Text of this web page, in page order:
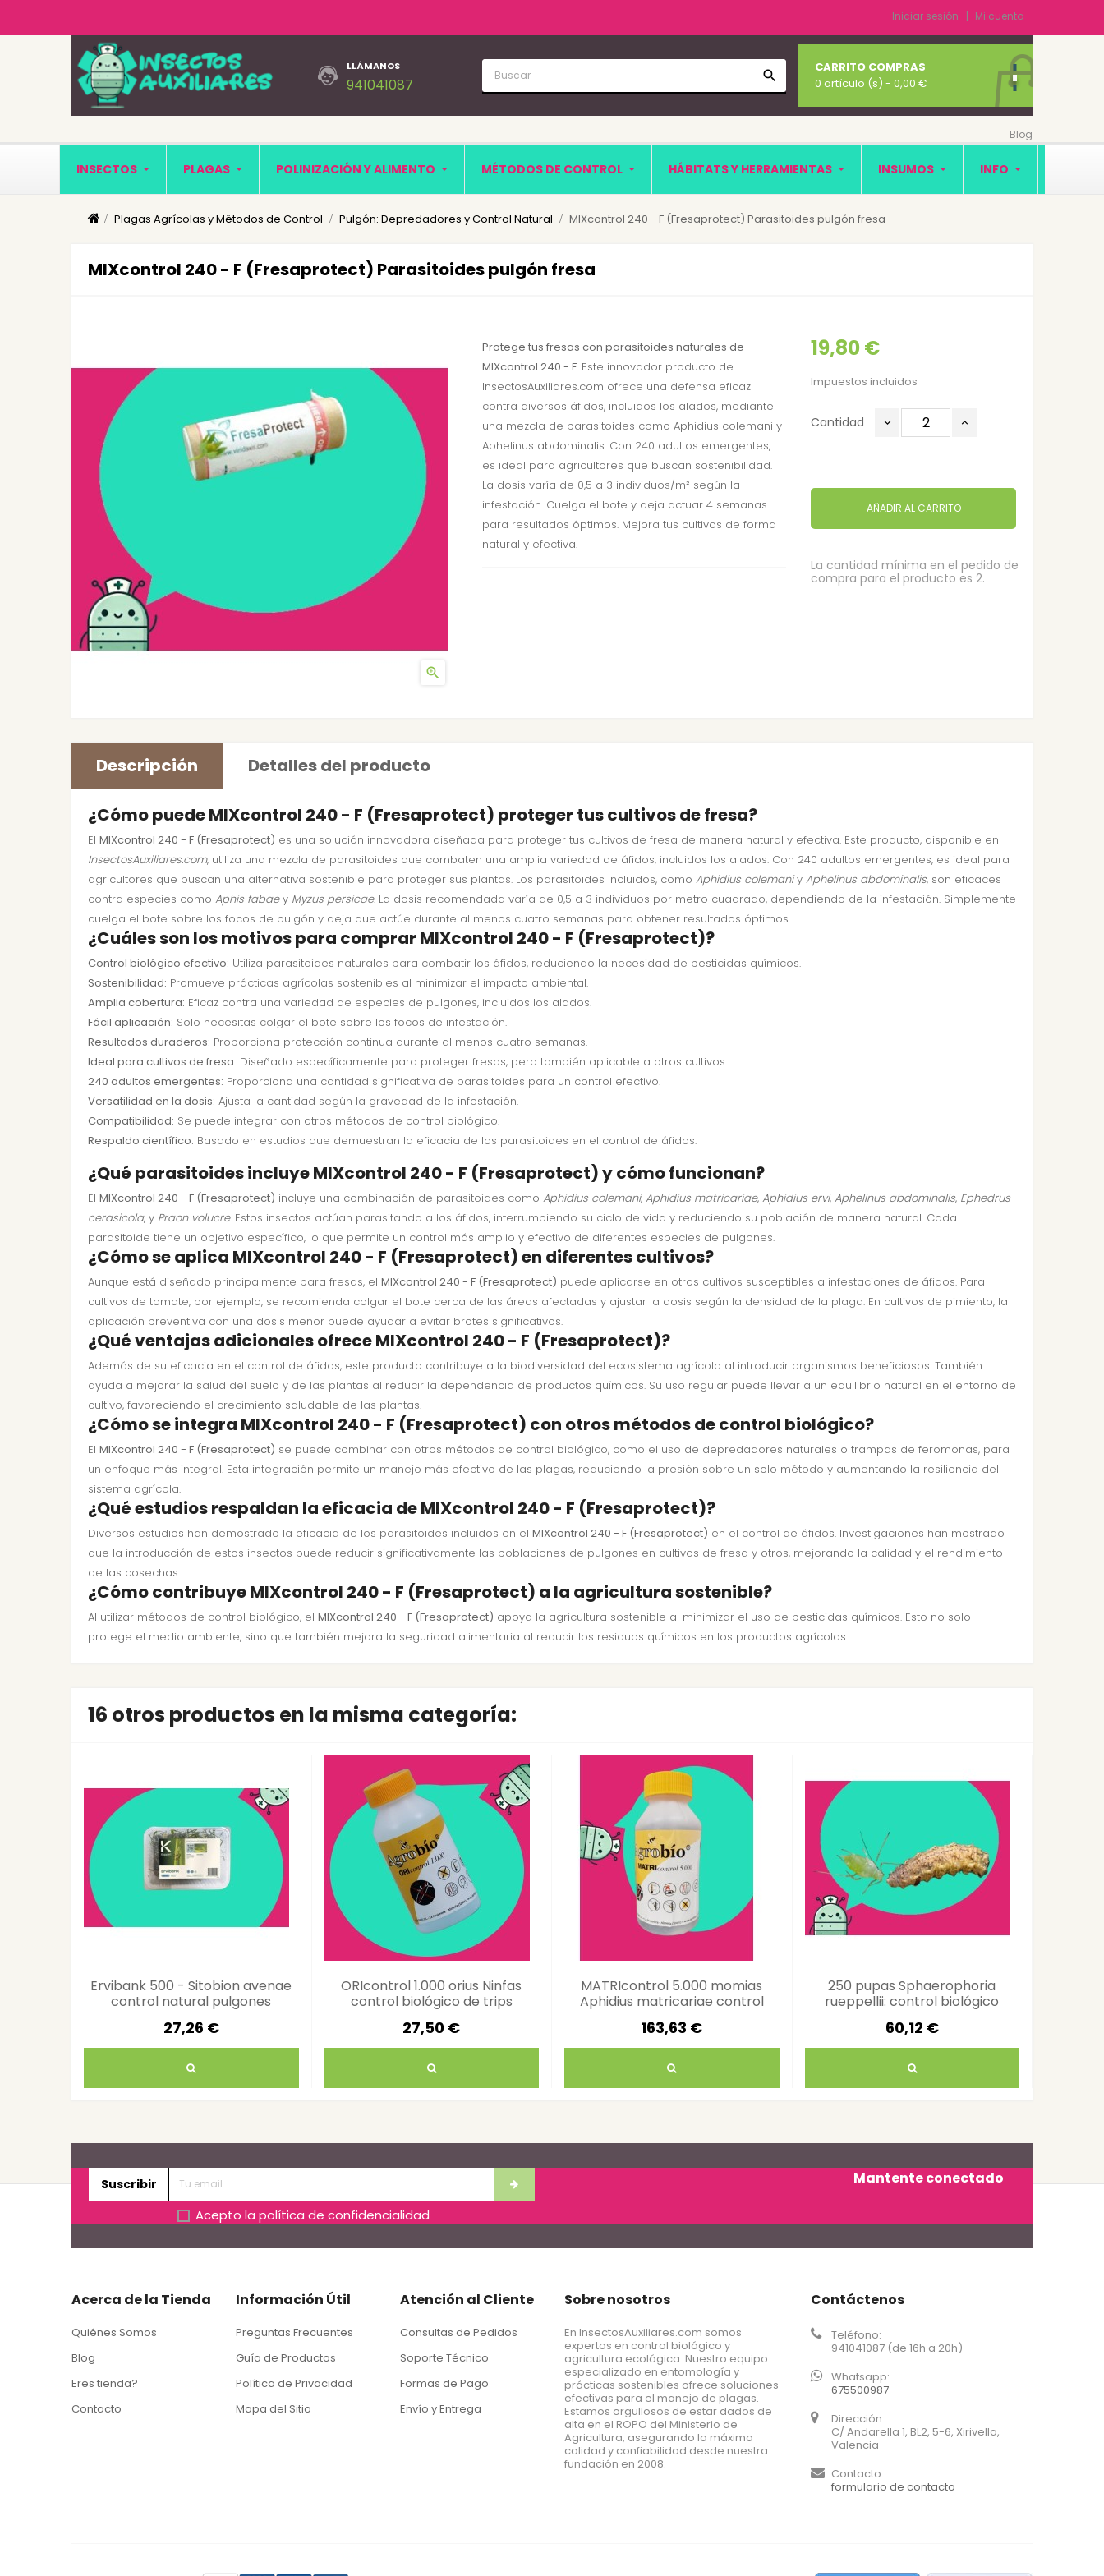
Iniciar sesión Mi cuenta
LLÁMANOS
941041087 search
CARRITO COMPRAS
0 artículo (s) - 0,00 €
Blog
INSECTOS PLAGAS POLINIZACIÓN Y ALIMENTO MÉTODOS DE CONTROL HÁBITATS Y HERRAMIENTAS INSUMOS INFO
Plagas Agrícolas y Mëtodos de Control Pulgón: Depredadores y Control Natural MIXcontrol 240 - F (Fresaprotect) Parasitoides pulgón fresa
MIXcontrol 240 - F (Fresaprotect) Parasitoides pulgón fresa

19,80 €
Impuestos incluidos
Cantidad
AÑADIR AL CARRITO
La cantidad mínima en el pedido de
compra para el producto es 2.
Protege tus fresas con parasitoides naturales de
MIXcontrol 240 - F. Este innovador producto de
InsectosAuxiliares.com ofrece una defensa eficaz
contra diversos áfidos, incluidos los alados, mediante
una mezcla de parasitoides como Aphidius colemani y
Aphelinus abdominalis. Con 240 adultos emergentes,
es ideal para agricultores que buscan sostenibilidad.
La dosis varía de 0,5 a 3 individuos/m² según la
infestación. Cuelga el bote y deja actuar 4 semanas
para resultados óptimos. Mejora tus cultivos de forma
natural y efectiva.
Descripción Detalles del producto
¿Cómo puede MIXcontrol 240 - F (Fresaprotect) proteger tus cultivos de fresa?
El MIXcontrol 240 - F (Fresaprotect) es una solución innovadora diseñada para proteger tus cultivos de fresa de manera natural y efectiva. Este producto, disponible en
InsectosAuxiliares.com, utiliza una mezcla de parasitoides que combaten una amplia variedad de áfidos, incluidos los alados. Con 240 adultos emergentes, es ideal para
agricultores que buscan una alternativa sostenible para proteger sus plantas. Los parasitoides incluidos, como Aphidius colemaniy Aphelinus abdominalis, son eficaces
contra especies como Aphis fabaey Myzus persicae. La dosis recomendada varía de 0,5 a 3 individuos por metro cuadrado, dependiendo de la infestación. Simplemente
cuelga el bote sobre los focos de pulgón y deja que actúe durante al menos cuatro semanas para obtener resultados óptimos.
¿Cuáles son los motivos para comprar MIXcontrol 240 - F (Fresaprotect)?
Control biológico efectivo: Utiliza parasitoides naturales para combatir los áfidos, reduciendo la necesidad de pesticidas químicos.
Sostenibilidad: Promueve prácticas agrícolas sostenibles al minimizar el impacto ambiental.
Amplia cobertura: Eficaz contra una variedad de especies de pulgones, incluidos los alados.
Fácil aplicación: Solo necesitas colgar el bote sobre los focos de infestación.
Resultados duraderos: Proporciona protección continua durante al menos cuatro semanas.
Ideal para cultivos de fresa: Diseñado específicamente para proteger fresas, pero también aplicable a otros cultivos.
240 adultos emergentes: Proporciona una cantidad significativa de parasitoides para un control efectivo.
Versatilidad en la dosis: Ajusta la cantidad según la gravedad de la infestación.
Compatibilidad: Se puede integrar con otros métodos de control biológico.
Respaldo científico: Basado en estudios que demuestran la eficacia de los parasitoides en el control de áfidos.
¿Qué parasitoides incluye MIXcontrol 240 - F (Fresaprotect) y cómo funcionan?
El MIXcontrol 240 - F (Fresaprotect) incluye una combinación de parasitoides como Aphidius colemani, Aphidius matricariae, Aphidius ervi, Aphelinus abdominalis, Ephedrus
cerasicola, y Praon volucre. Estos insectos actúan parasitando a los áfidos, interrumpiendo su ciclo de vida y reduciendo su población de manera natural. Cada
parasitoide tiene un objetivo específico, lo que permite un control más amplio y efectivo de diferentes especies de pulgones.
¿Cómo se aplica MIXcontrol 240 - F (Fresaprotect) en diferentes cultivos?
Aunque está diseñado principalmente para fresas, el MIXcontrol 240 - F (Fresaprotect) puede aplicarse en otros cultivos susceptibles a infestaciones de áfidos. Para
cultivos de tomate, por ejemplo, se recomienda colgar el bote cerca de las áreas afectadas y ajustar la dosis según la densidad de la plaga. En cultivos de pimiento, la
aplicación preventiva con una dosis menor puede ayudar a evitar brotes significativos.
¿Qué ventajas adicionales ofrece MIXcontrol 240 - F (Fresaprotect)?
Además de su eficacia en el control de áfidos, este producto contribuye a la biodiversidad del ecosistema agrícola al introducir organismos beneficiosos. También
ayuda a mejorar la salud del suelo y de las plantas al reducir la dependencia de productos químicos. Su uso regular puede llevar a un equilibrio natural en el entorno de
cultivo, favoreciendo el crecimiento saludable de las plantas.
¿Cómo se integra MIXcontrol 240 - F (Fresaprotect) con otros métodos de control biológico?
El MIXcontrol 240 - F (Fresaprotect) se puede combinar con otros métodos de control biológico, como el uso de depredadores naturales o trampas de feromonas, para
un enfoque más integral. Esta integración permite un manejo más efectivo de las plagas, reduciendo la presión sobre un solo método y aumentando la resiliencia del
sistema agrícola.
¿Qué estudios respaldan la eficacia de MIXcontrol 240 - F (Fresaprotect)?
Diversos estudios han demostrado la eficacia de los parasitoides incluidos en el MIXcontrol 240 - F (Fresaprotect) en el control de áfidos. Investigaciones han mostrado
que la introducción de estos insectos puede reducir significativamente las poblaciones de pulgones en cultivos de fresa y otros, mejorando la calidad y el rendimiento
de las cosechas.
¿Cómo contribuye MIXcontrol 240 - F (Fresaprotect) a la agricultura sostenible?
Al utilizar métodos de control biológico, el MIXcontrol 240 - F (Fresaprotect) apoya la agricultura sostenible al minimizar el uso de pesticidas químicos. Esto no solo
protege el medio ambiente, sino que también mejora la seguridad alimentaria al reducir los residuos químicos en los productos agrícolas.
16 otros productos en la misma categoría:
Ervibank 500 - Sitobion avenae
control natural pulgones
27,26 €
ORIcontrol 1.000 orius Ninfas
control biológico de trips
27,50 €
MATRIcontrol 5.000 momias
Aphidius matricariae control
163,63 €
250 pupas Sphaerophoria
rueppellii: control biológico
60,12 €
Suscribir
Acepto la política de confidencialidad
Mantente conectado
Acerca de la Tienda
Quiénes Somos
Blog
Eres tienda?
Contacto
Información Útil
Preguntas Frecuentes
Guía de Productos
Política de Privacidad
Mapa del Sitio
Atención al Cliente
Consultas de Pedidos
Soporte Técnico
Formas de Pago
Envío y Entrega
Sobre nosotros
En InsectosAuxiliares.com somos
expertos en control biológico y
agricultura ecológica. Nuestro equipo
especializado en entomología y
prácticas sostenibles ofrece soluciones
efectivas para el manejo de plagas.
Estamos orgullosos de estar dados de
alta en el ROPO del Ministerio de
Agricultura, asegurando la máxima
calidad y confiabilidad desde nuestra
fundación en 2008.
Contáctenos
Teléfono:
941041087 (de 16h a 20h)
Whatsapp:
675500987
Dirección:
C/ Andarella 1, BL2, 5-6, Xirivella,
Valencia
Contacto:
formulario de contacto